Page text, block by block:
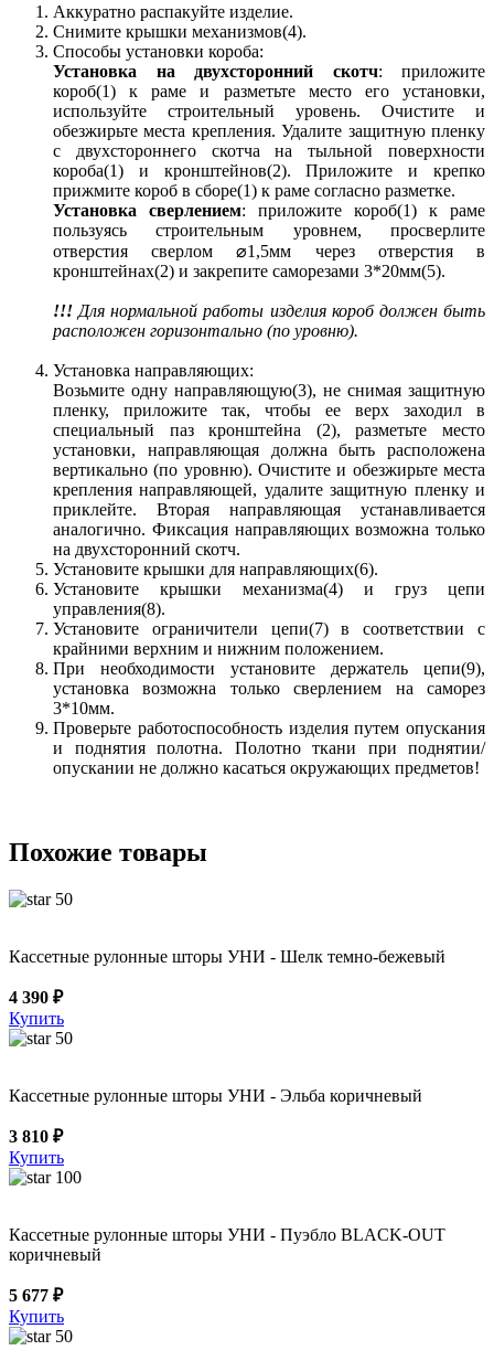
Аккуратно распакуйте изделие.
Снимите крышки механизмов(4).
Способы установки короба:
Установка на двухсторонний скотч: приложите
короб(1) к раме и разметьте место его установки,
используйте строительный уровень. Очистите и
обезжирьте места крепления. Удалите защитную пленку
с двухстороннего скотча на тыльной поверхности
короба(1) и кронштейнов(2). Приложите и крепко
прижмите короб в сборе(1) к раме согласно разметке.
Установка сверлением: приложите короб(1) к раме
пользуясь строительным уровнем, просверлите
отверстия сверлом ⌀1,5мм через отверстия в
кронштейнах(2) и закрепите саморезами 3*20мм(5).
!!! Для нормальной работы изделия короб должен быть
расположен горизонтально (по уровню).
Установка направляющих:
Возьмите одну направляющую(3), не снимая защитную
пленку, приложите так, чтобы ее верх заходил в
специальный паз кронштейна (2), разметьте место
установки, направляющая должна быть расположена
вертикально (по уровню). Очистите и обезжирьте места
крепления направляющей, удалите защитную пленку и
приклейте. Вторая направляющая устанавливается
аналогично. Фиксация направляющих возможна только
на двухсторонний скотч.
Установите крышки для направляющих(6).
Установите крышки механизма(4) и груз цепи
управления(8).
Установите ограничители цепи(7) в соответствии с
крайними верхним и нижним положением.
При необходимости установите держатель цепи(9),
установка возможна только сверлением на саморез
3*10мм.
Проверьте работоспособность изделия путем опускания
и поднятия полотна. Полотно ткани при поднятии/
опускании не должно касаться окружающих предметов!
Похожие товары
50
Кассетные рулонные шторы УНИ - Шелк темно-бежевый
4 390 ₽
Купить
50
Кассетные рулонные шторы УНИ - Эльба коричневый
3 810 ₽
Купить
100
Кассетные рулонные шторы УНИ - Пуэбло BLACK-OUT
коричневый
5 677 ₽
Купить
50